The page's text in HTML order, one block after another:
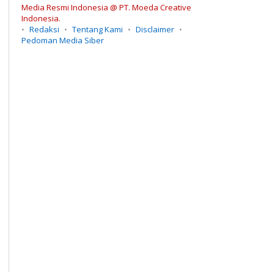
Media Resmi Indonesia @ PT. Moeda Creative
Indonesia.
Redaksi
Tentang Kami
Disclaimer
Pedoman Media Siber